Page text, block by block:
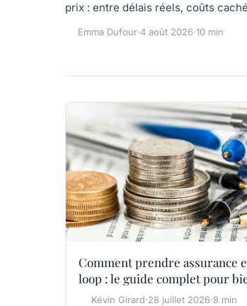
prix : entre délais réels, coûts
Emma Dufour·4 août 2026·10 min
Comment prendre assurance
loop : le guide complet pour
Kévin Girard·28 juillet 2026·8 min